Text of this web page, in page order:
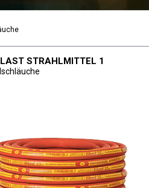
STRAHLMITTEL 1